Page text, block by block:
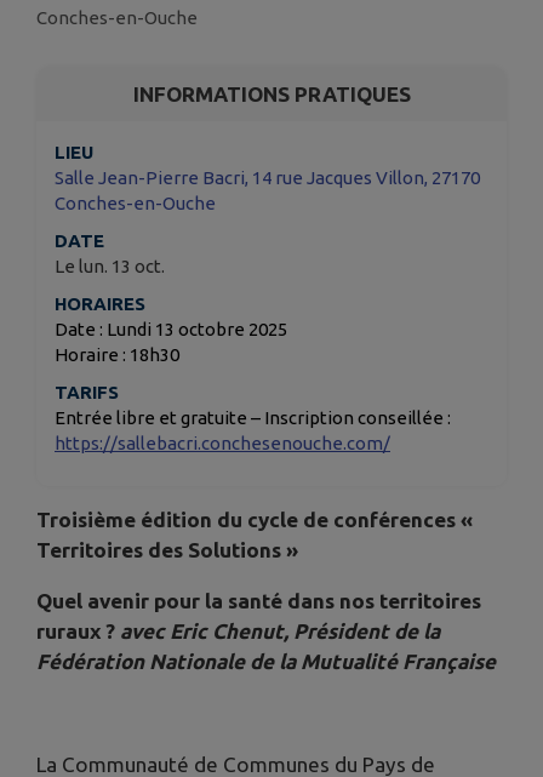
Conches-en-Ouche
INFORMATIONS PRATIQUES
LIEU
Salle Jean-Pierre Bacri, 14 rue Jacques Villon, 27170
Conches-en-Ouche
DATE
Le lun. 13 oct.
HORAIRES
Date : Lundi 13 octobre 2025
Horaire : 18h30
TARIFS
Entrée libre et gratuite – Inscription conseillée :
https://sallebacri.conchesenouche.com/
Troisième édition du cycle de conférences «
Territoires des Solutions »
Quel avenir pour la santé dans nos territoires
ruraux ? avec Eric Chenut, Président de la
Fédération Nationale de la Mutualité Française
La Communauté de Communes du Pays de